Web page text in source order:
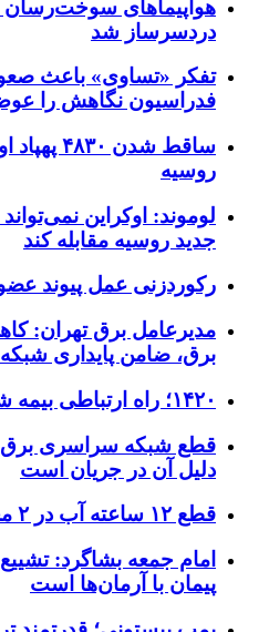
هواپیماهای سوخت‌رسان
دردسرساز شد
تفکر «تساوی» باعث
فدراسیون نگاهش را
ساقط شدن
روسیه
لوموند: اوکراین
جدید روسیه مقابله کند
رکوردزنی عمل پیوند
برق، ضامن پایداری
۱۴۲۰؛ راه ارتباطی بیمه شدگان تأمین‌اجتماعی
قطع شبکه سراسری برق
دلیل آن در جریان است
قطع ۱۲ ساعته آب در ۲ محله بندرعباس
امام جمعه بشاگرد:
پیمان با آرمان‌ها است